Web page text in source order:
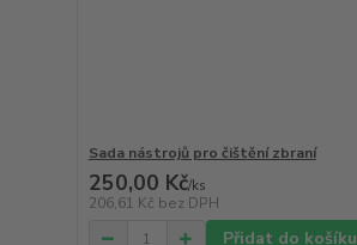
Sada nástrojů pro čištění zbraní
250,00 Kč/ks
206,61 Kč bez DPH
Přidat do košíku